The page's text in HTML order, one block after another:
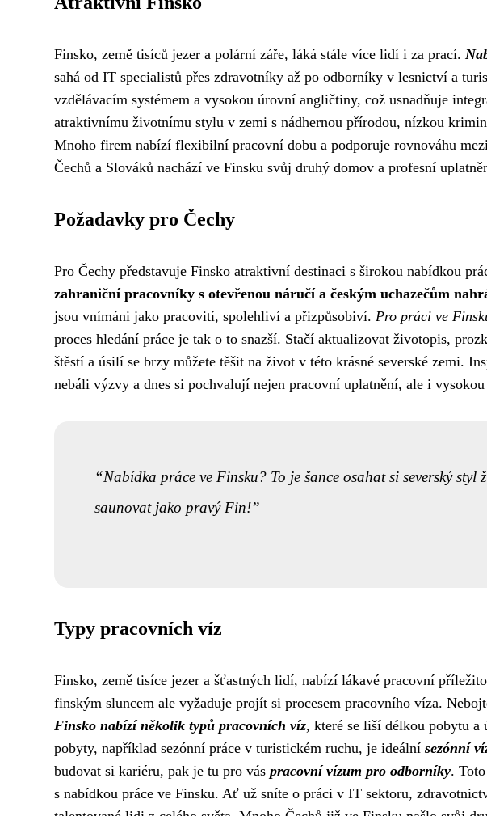
Finsko, země tisíců jezer a polární záře, láká stále více lidí i za prací.
sahá od IT specialistů přes zdravotníky až po odborníky v lesnictví a
vzdělávacím systémem a vysokou úrovní angličtiny, což usnadňuje
atraktivnímu životnímu stylu v zemi s nádhernou přírodou, nízkou
Mnoho firem nabízí flexibilní pracovní dobu a podporuje rovnováhu
Čechů a Slováků nachází ve Finsku svůj druhý domov a profesní
Požadavky pro Čechy
Pro Čechy představuje Finsko atraktivní destinaci s širokou nabídkou
zahraniční pracovníky s otevřenou náručí a českým uchazečům
jsou vnímáni jako pracovití, spolehliví a přizpůsobiví. Pro práci ve
proces hledání práce je tak o to snazší. Stačí aktualizovat životopis,
štěstí a úsilí se brzy můžete těšit na život v této krásné severské zemi.
nebáli výzvy a dnes si pochvalují nejen pracovní uplatnění, ale i
Nabídka práce ve Finsku? To je šance osahat si severský
saunovat jako pravý Fin!
Typy pracovních víz
Finsko, země tisíce jezer a šťastných lidí, nabízí lákavé pracovní
finským sluncem ale vyžaduje projít si procesem pracovního víza.
Finsko nabízí několik typů pracovních víz, které se liší délkou pobytu a
pobyty, například sezónní práce v turistickém ruchu, je ideální sezónní
budovat si kariéru, pak je tu pro vás pracovní vízum pro odborníky.
s nabídkou práce ve Finsku. Ať už sníte o práci v IT sektoru,